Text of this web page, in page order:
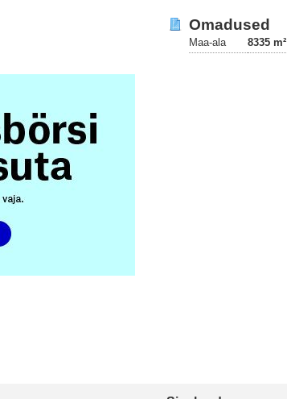
Omadused
Maa-ala 8335 m²